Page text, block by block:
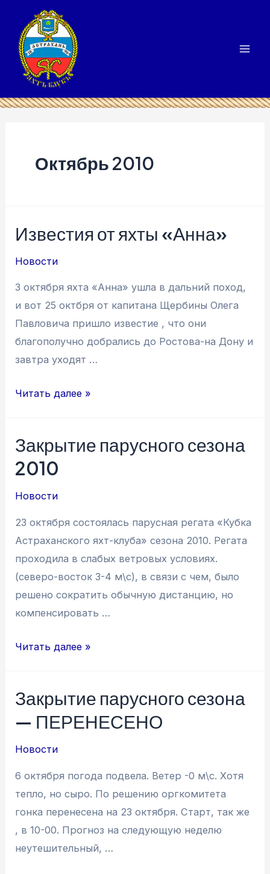
Перейти
содержимому
Октябрь 2010
Известия от яхты «Анна»
Новости
3 октября яхта «Анна» ушла в дальний поход,
и вот 25 октбря от капитана Щербины Олега
Павловича пришло известие , что они
благополучно добрались до Ростова-на Дону и
завтра уходят …
Известия
«Анна»
Читать далее »
Закрытие парусного сезона
2010
Новости
23 октября состоялась парусная регата «Кубка
Астраханского яхт-клуба» сезона 2010. Регата
проходила в слабых ветровых условиях.
(северо-восток 3-4 м\с), в связи с чем, было
решено сократить обычную дистанцию, но
компенсировать …
Закрытие
2010
Читать далее »
Закрытие парусного сезона
— ПЕРЕНЕСЕНО
Новости
6 октября погода подвела. Ветер -0 м\с. Хотя
тепло, но сыро. По решению оргкомитета
гонка перенесена на 23 октября. Старт, так же
, в 10-00. Прогноз на следующую неделю
неутешительный, …